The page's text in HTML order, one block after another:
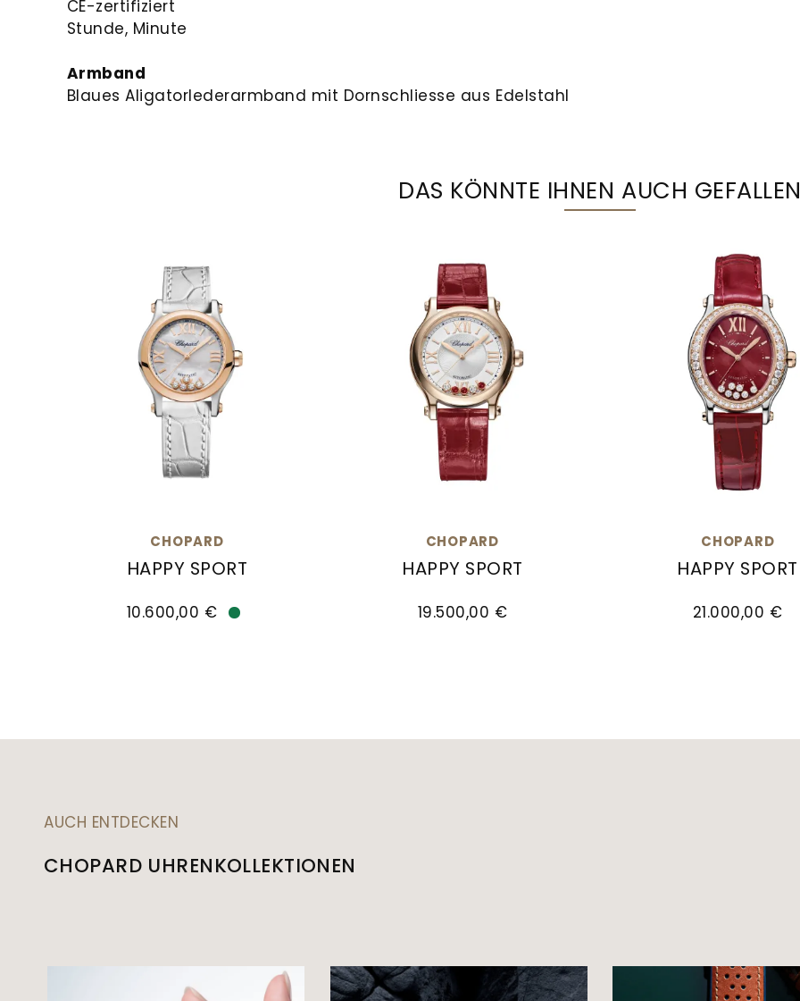
CE-zertifiziert
Stunde, Minute
Armband
Blaues Aligatorlederarmband mit Dornschliesse aus Edelstahl
DAS KÖNNTE IHNEN AUCH
CHOPARD
HAPPY SPORT
10.600,00 €
CHOPARD
HAPPY SPORT
19.500,00 €
CHOPARD
HAPPY SPORT
21.000,00 €
AUCH ENTDECKEN
CHOPARD UHRENKOLLEKTIONEN